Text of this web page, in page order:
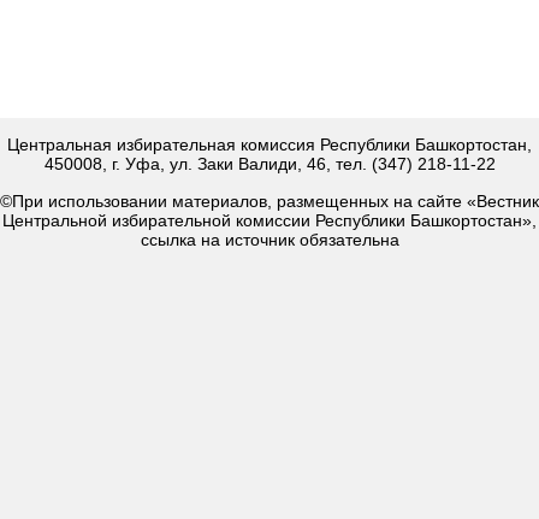
Центральная избирательная комиссия Республики Башкортостан,
450008, г. Уфа, ул. Заки Валиди, 46, тел. (347) 218-11-22
©При использовании материалов, размещенных на сайте «Вестник
Центральной избирательной комиссии Республики Башкортостан»,
ссылка на источник обязательна